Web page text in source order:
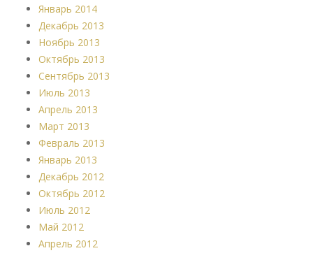
Январь 2014
Декабрь 2013
Ноябрь 2013
Октябрь 2013
Сентябрь 2013
Июль 2013
Апрель 2013
Март 2013
Февраль 2013
Январь 2013
Декабрь 2012
Октябрь 2012
Июль 2012
Май 2012
Апрель 2012